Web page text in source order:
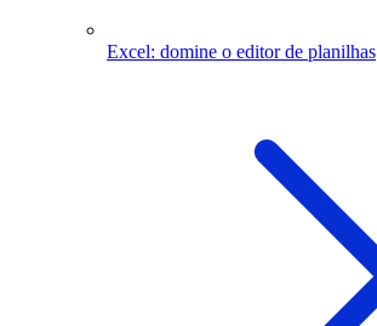
Excel: domine o editor de planilhas